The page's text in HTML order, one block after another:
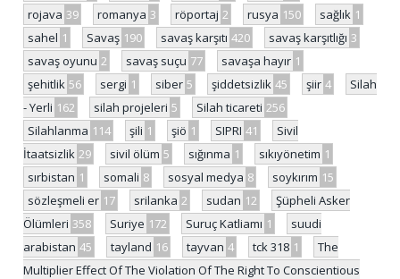
rojava 39 romanya 3 röportaj 2 rusya 150 sağlık 1
sahel 1 Savaş 190 savaş karşıtı 420 savaş karşıtlığı 3
savaş oyunu 2 savaş suçu 77 savaşa hayır 1
şehitlik 56 sergi 1 siber 5 şiddetsizlik 45 şiir 4
Silah
- Yerli 162 silah projeleri 5 Silah ticareti 256
Silahlanma 114 şili 1 şiö 1 SIPRI 41
Sivil
İtaatsizlik 29 sivil ölüm 5 sığınma 1 sıkıyönetim 1
sırbistan 1 somali 8 sosyal medya 8 soykırım 15
sözleşmeli er 17 srilanka 2 sudan 12
Şüpheli Asker
Ölümleri 358 Suriye 172 Suruç Katliamı 1
suudi
arabistan 45 tayland 16 tayvan 4 tck 318 1
The
Multiplier Effect Of The Violation Of The Right To Conscientious